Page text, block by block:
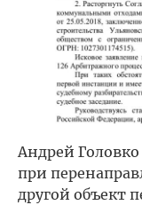
Андрей
при
другой объект